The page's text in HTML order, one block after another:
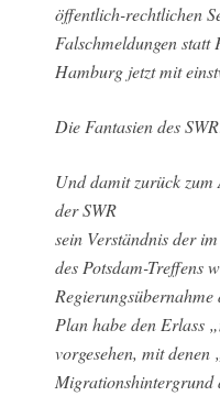
öffentlich-rechtlichen
Falschmeldungen statt
Hamburg jetzt mit
Die Fantasien des
Und damit zurück
derSWR
sein Verständnis der
des Potsdam-Treffens
Plan habe den Erlass
vorgesehen, mit denen
Migrationshintergrund